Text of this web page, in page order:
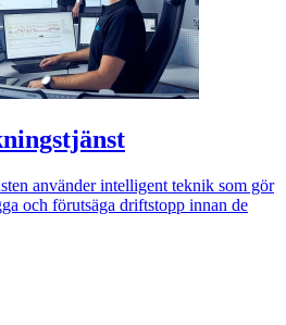
använder intelligent teknik som gör
och förutsäga driftstopp innan de